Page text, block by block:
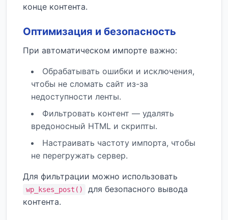
конце контента.
Оптимизация и безопасность
При автоматическом импорте важно:
Обрабатывать ошибки и исключения,
чтобы не сломать сайт из-за
недоступности ленты.
Фильтровать контент — удалять
вредоносный HTML и скрипты.
Настраивать частоту импорта, чтобы
не перегружать сервер.
Для фильтрации можно использовать
wp_kses_post()
для безопасного вывода
контента.